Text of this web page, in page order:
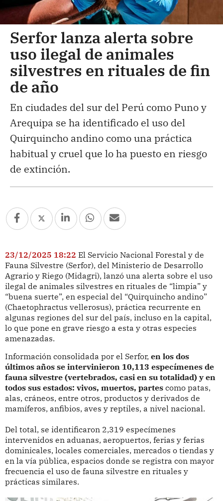
Serfor lanza alerta sobre
uso ilegal de animales
silvestres en rituales de fin
de año
En ciudades del sur del Perú como Puno y
Arequipa se ha identificado el uso del
Quirquincho andino como una práctica
habitual y cruel que lo ha puesto en riesgo
de extinción.
23/12/2025 18:22 El Servicio Nacional Forestal y de
Fauna Silvestre (Serfor), del Ministerio de Desarrollo
Agrario y Riego (Midagri), lanzó una alerta sobre el uso
ilegal de animales silvestres en rituales de “limpia” y
“buena suerte”, en especial del “Quirquincho andino”
(Chaetophractus vellerosus), práctica recurrente en
algunas regiones del sur del país, incluso en la capital,
lo que pone en grave riesgo a esta y otras especies
amenazadas.
Información consolidada por el Serfor, en los dos
últimos años se intervinieron 10,113 especímenes de
fauna silvestre (vertebrados, casi en su totalidad) y en
todos sus estados: vivos, muertos, partescomo patas,
alas, cráneos, entre otros, productos y derivados de
mamíferos, anfibios, aves y reptiles, a nivel nacional.
Del total, se identificaron 2,319 especímenes
intervenidos en aduanas, aeropuertos, ferias y ferias
dominicales, locales comerciales, mercados o tiendas y
en la vía pública, espacios donde se registra con mayor
frecuencia el uso de fauna silvestre en rituales y
prácticas similares.